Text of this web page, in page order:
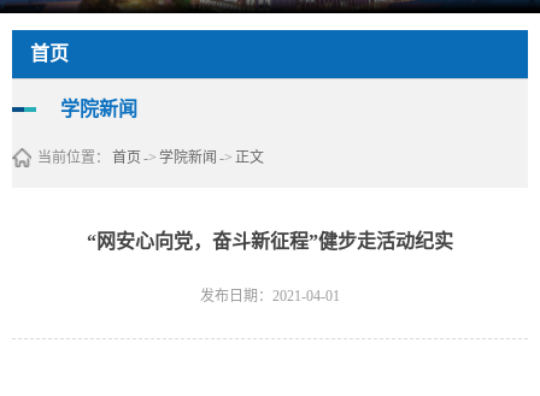
首页
学院新闻
当前位置： 首页 -> 学院新闻 -> 正文
“网安心向党，奋斗新征程”健步走活动纪实
发布日期：2021-04-01